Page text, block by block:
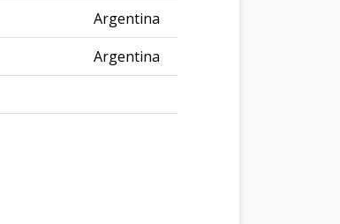
Argentina
Argentina